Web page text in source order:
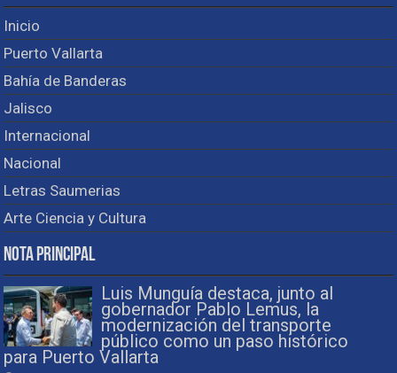
Inicio
Puerto Vallarta
Bahía de Banderas
Jalisco
Internacional
Nacional
Letras Saumerias
Arte Ciencia y Cultura
Nota Principal
Luis Munguía destaca, junto al
gobernador Pablo Lemus, la
modernización del transporte
público como un paso histórico
para Puerto Vallarta